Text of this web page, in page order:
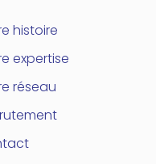
histoire
expertise
réseau